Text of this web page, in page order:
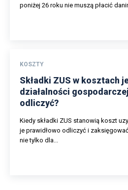
poniżej 26 roku nie muszą płacić
KOSZTY
Składki ZUS w kosztach
działalności
odliczyć?
Kiedy składki ZUS stanowią koszt
je prawidłowo odliczyć i
nie tylko dla...